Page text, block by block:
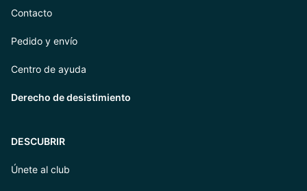
Contacto
Pedido y envío
Centro de ayuda
Derecho de desistimiento
DESCUBRIR
Únete al club